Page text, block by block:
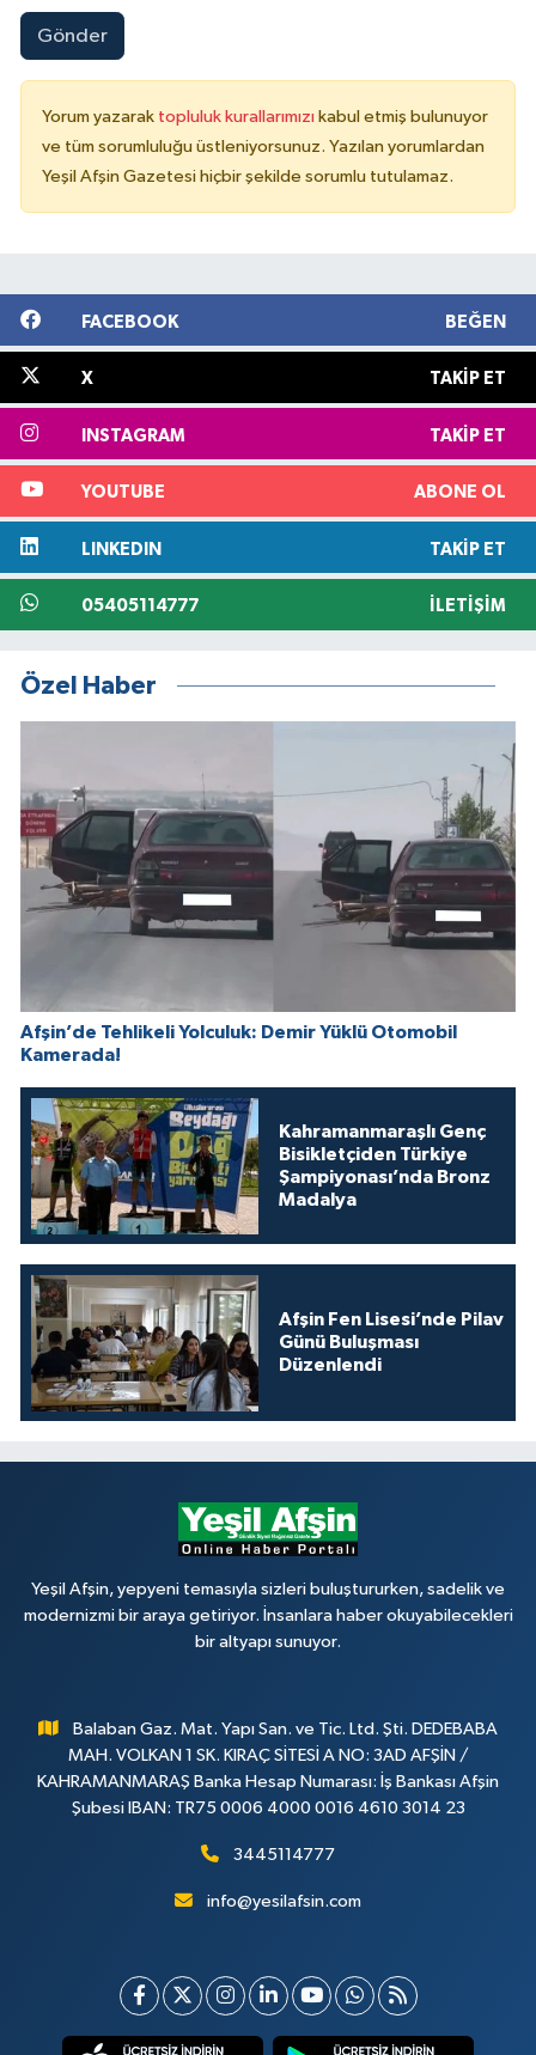
Gönder
Yorum yazarak topluluk kurallarımızı kabul etmiş bulunuyor
ve tüm sorumluluğu üstleniyorsunuz. Yazılan yorumlardan
Yeşil Afşin Gazetesi hiçbir şekilde sorumlu tutulamaz.
FACEBOOK BEĞEN
X TAKIP ET
INSTAGRAM TAKIP ET
YOUTUBE ABONE OL
LINKEDIN TAKIP ET
05405114777 İLETIŞIM
Özel Haber
Afşin’de Tehlikeli Yolculuk: Demir Yüklü Otomobil
Kamerada!
Kahramanmaraşlı Genç
Bisikletçiden Türkiye
Şampiyonası’nda Bronz
Madalya
Afşin Fen Lisesi’nde Pilav
Günü Buluşması
Düzenlendi
Yeşil Afşin, yepyeni temasıyla sizleri buluştururken, sadelik ve
modernizmi bir araya getiriyor. İnsanlara haber okuyabilecekleri
bir altyapı sunuyor.
Balaban Gaz. Mat. Yapı San. ve Tic. Ltd. Şti. DEDEBABA
MAH. VOLKAN 1 SK. KIRAÇ SİTESİ A NO: 3AD AFŞİN /
KAHRAMANMARAŞ Banka Hesap Numarası: İş Bankası Afşin
Şubesi IBAN: TR75 0006 4000 0016 4610 3014 23
3445114777
info@yesilafsin.com